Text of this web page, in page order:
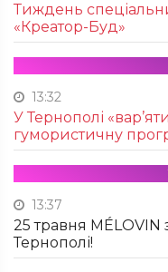
Тиждень
«Креатор-Буд»
13:32
У Тернополі
гумористичну
13:37
25 травня
Тернополі!